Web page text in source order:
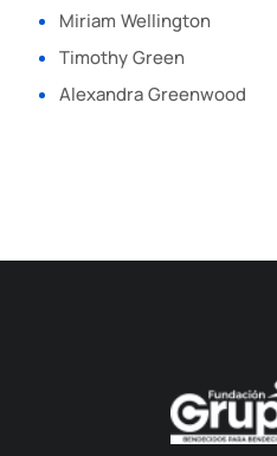
Miriam Wellington
Timothy Green
Alexandra Greenwood